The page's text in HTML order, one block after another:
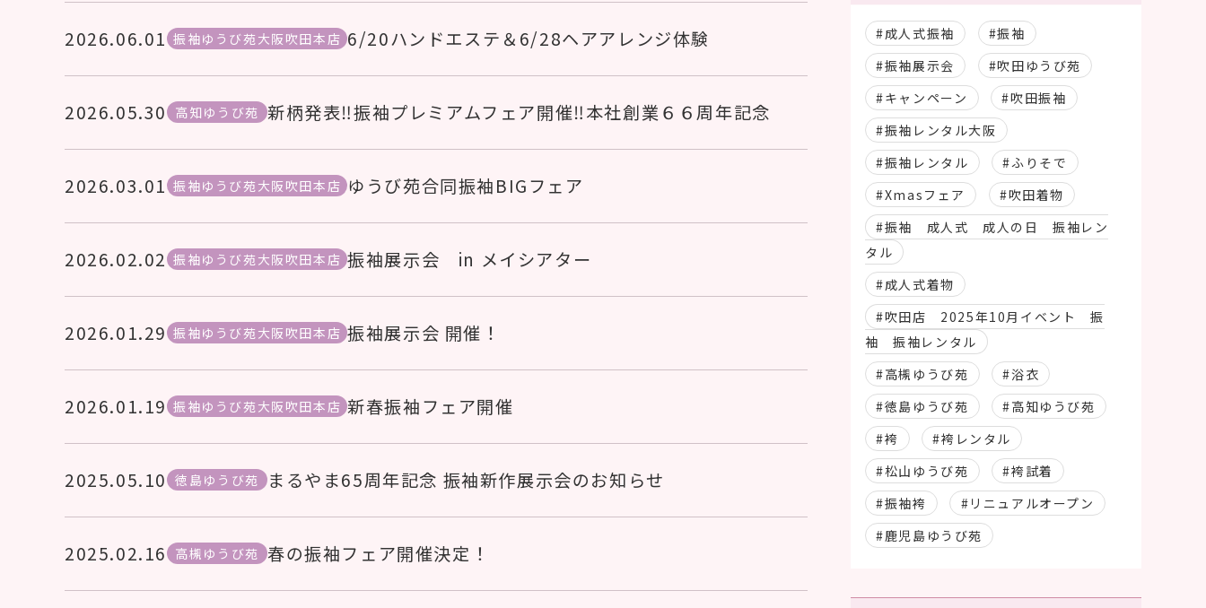
2026.06.01 振袖ゆうび苑大阪吹田本店 6/20ハンドエステ＆6/28ヘアアレンジ体験
2026.05.30 高知ゆうび苑 新柄発表‼振袖プレミアムフェア開催‼本社創業６６周年記念
2026.03.01 振袖ゆうび苑大阪吹田本店 ゆうび苑合同振袖BIGフェア
2026.02.02 振袖ゆうび苑大阪吹田本店 振袖展示会 in メイシアター
2026.01.29 振袖ゆうび苑大阪吹田本店 振袖展示会 開催！
2026.01.19 振袖ゆうび苑大阪吹田本店 新春振袖フェア開催
2025.05.10 徳島ゆうび苑 まるやま65周年記念 振袖新作展示会のお知らせ
2025.02.16 高槻ゆうび苑 春の振袖フェア開催決定！
#成人式振袖
#振袖
#振袖展示会
#吹田ゆうび苑
#キャンペーン
#吹田振袖
#振袖レンタル大阪
#振袖レンタル
#ふりそで
#Xmasフェア
#吹田着物
#振袖 成人式 成人の日 振袖レン
タル
#成人式着物
#吹田店 2025年10月イベント 振
袖 振袖レンタル
#高槻ゆうび苑
#浴衣
#徳島ゆうび苑
#高知ゆうび苑
#袴
#袴レンタル
#松山ゆうび苑
#袴試着
#振袖袴
#リニュアルオープン
#鹿児島ゆうび苑